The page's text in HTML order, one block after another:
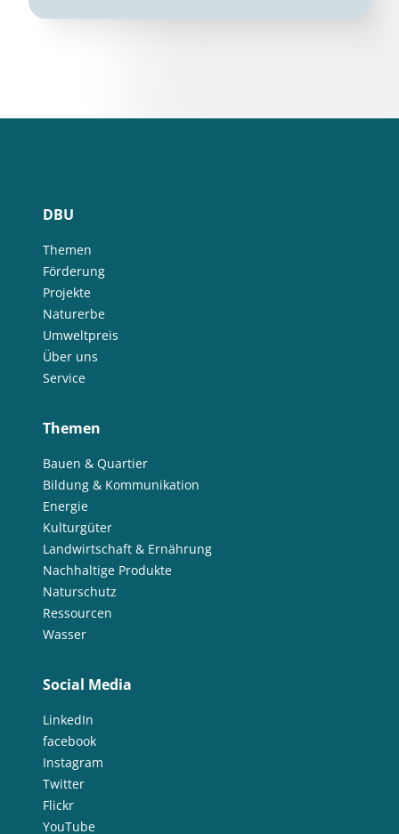
DBU
Themen
Förderung
Projekte
Naturerbe
Umweltpreis
Über uns
Service
Themen
Bauen & Quartier
Bildung & Kommunikation
Energie
Kulturgüter
Landwirtschaft & Ernährung
Nachhaltige Produkte
Naturschutz
Ressourcen
Wasser
Social Media
LinkedIn
facebook
Instagram
Twitter
Flickr
YouTube